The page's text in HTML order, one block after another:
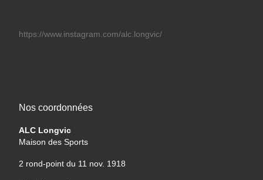
https://www.instagram.com/alc.longvic/
Nos coordonnées
ALC Longvic
Maison des Sports
2 rond-point du 11 nov. 1918